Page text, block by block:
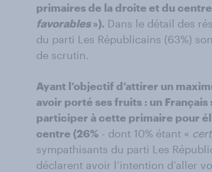
primaires de la droite et du
favorables»). Dans le détail des
du parti Les Républicains (63%)
de scrutin.
Ayant l’objectif d’attirer un
avoir porté ses fruits : un
participer à cette primaire pour
centre (26% - dont 10% étant «
sympathisants du parti Les
déclarent avoir l’intention d’aller